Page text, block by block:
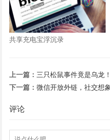
共享充电宝浮沉录
上一篇：三只松鼠事件竟是乌龙
心？
下一篇：微信开放外链，社交想
评论